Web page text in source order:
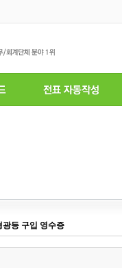
광등 구입 영수증